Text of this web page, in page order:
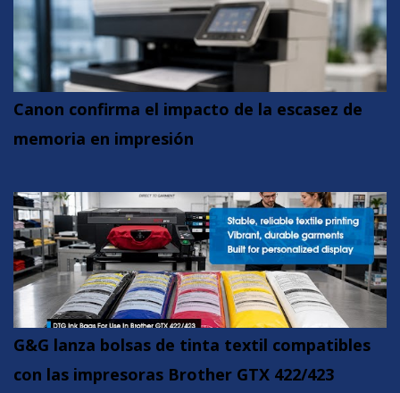
Canon confirma el impacto de la escasez de
memoria en impresión
G&G lanza bolsas de tinta textil compatibles
con las impresoras Brother GTX 422/423